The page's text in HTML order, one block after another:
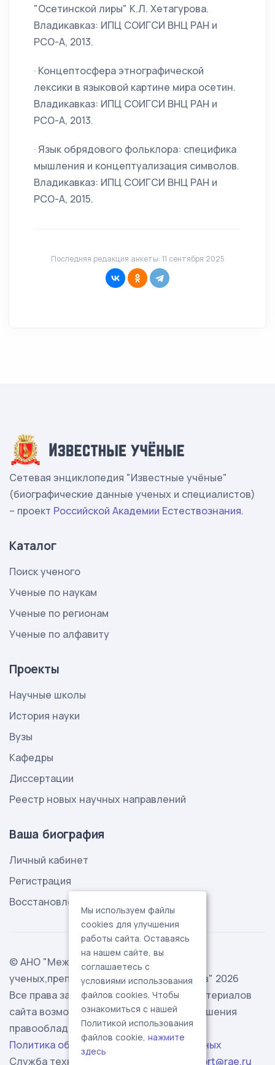
"Осетинской лиры" К.Л. Хетагурова.
Владикавказ: ИПЦ СОИГСИ ВНЦ РАН и
РСО-А, 2013.
· Концептосфера этнографической
лексики в языковой картине мира осетин.
Владикавказ: ИПЦ СОИГСИ ВНЦ РАН и
РСО-А, 2013.
· Язык обрядового фольклора: специфика
мышления и концептуализация символов.
Владикавказ: ИПЦ СОИГСИ ВНЦ РАН и
РСО-А, 2015.
Последняя редакция анкеты: 11 сентября 2025
Сетевая энциклопедия "Известные учёные"
(биографические данные ученых и специалистов)
– проект Российской Академии Естествознания.
Каталог
Поиск ученого
Ученые по наукам
Ученые по регионам
Ученые по алфавиту
Проекты
Научные школы
История науки
Вузы
Кафедры
Диссертации
Реестр новых научных направлений
Ваша биография
Личный кабинет
Регистрация
Восстановление пароля
© АНО "Международная ассоциация
ученых,преподавателей и специалистов" 2026
Все права защищены. Использование материалов
сайта возможно исключительно с разрешения
правообладателя.
Политика обработки персональных данных
Служба технической поддержки -
support@rae.ru
Мы используем файлы
cookies для улучшения
работы сайта. Оставаясь
на нашем сайте, вы
соглашаетесь с
условиями использования
файлов cookies. Чтобы
ознакомиться с нашей
Политикой использования
файлов cookie, нажмите
здесь